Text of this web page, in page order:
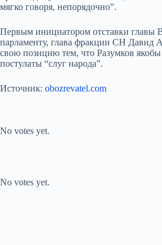
мягко говоря, непорядочно”.
Первым инициатором отставки главы
парламенту, глава фракции СН Давид
свою позицию тем, что Разумков якобы
постулаты “слуг народа”.
Источник: obozrevatel.com
No votes yet.
No votes yet.